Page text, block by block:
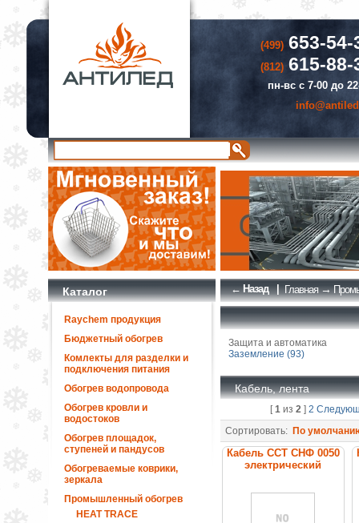
(499)653-54-
(812)615-88-
пн-вс с 7-00 до
Каталог
Raychem продукция
Бюджетный обогрев
Комлекты для разделки и
подключения питания
Обогрев водопровода
Обогрев кровли и
водостоков
Обогрев площадок,
ступеней и пандусов
Обогреваемые коврики,
зеркала
Промышленный обогрев
HEAT TRACE
← Назад | Главная→
Защита и автоматика
Заземление (93)
Кабель, лента
[1из 2] 2
Сортировать: По
Кабель ССТ СНФ 0050
электрический